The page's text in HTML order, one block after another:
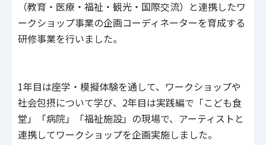
（教育・医療・福祉・観光・国際交流）と連携したワ
ークショップ事業の企画コーディネーターを育成する
研修事業を行いました。
1年目は座学・模擬体験を通して、ワークショップや
社会包摂について学び、2年目は実践編で「こども食
堂」「病院」「福祉施設」の現場で、アーティストと
連携してワークショップを企画実施しました。